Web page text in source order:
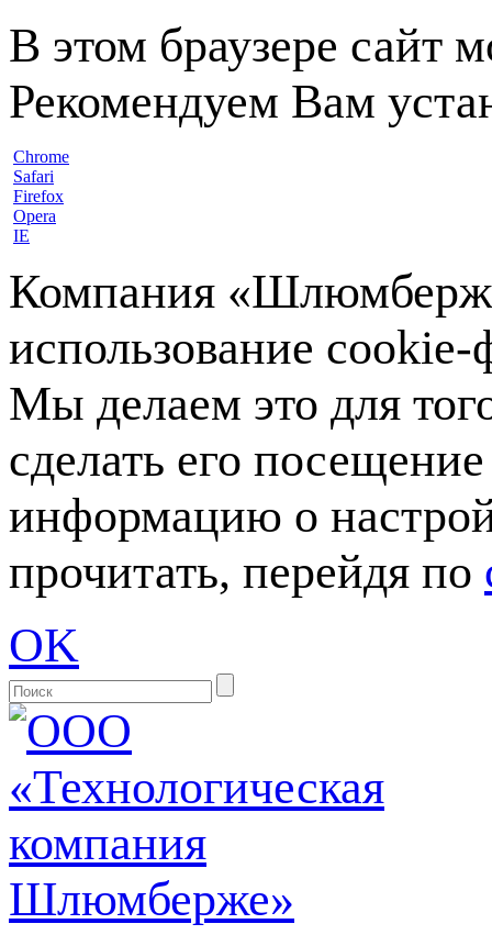
В этом браузере сайт
Рекомендуем Вам
Chrome
Safari
Firefox
Opera
IE
Компания
использование
Мы делаем это для
сделать его
информацию о
прочитать, перейдя по
OK